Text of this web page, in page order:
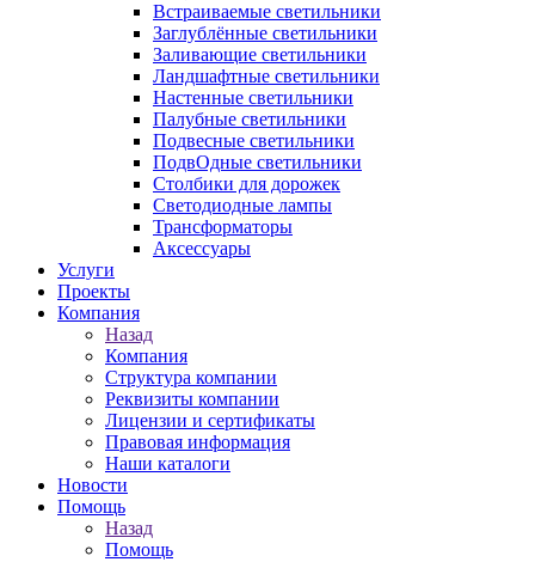
Встраиваемые светильники
Заглублённые светильники
Заливающие светильники
Ландшафтные светильники
Настенные светильники
Палубные светильники
Подвесные светильники
ПодвОдные светильники
Столбики для дорожек
Светодиодные лампы
Трансформаторы
Аксессуары
Услуги
Проекты
Компания
Назад
Компания
Структура компании
Реквизиты компании
Лицензии и сертификаты
Правовая информация
Наши каталоги
Новости
Помощь
Назад
Помощь